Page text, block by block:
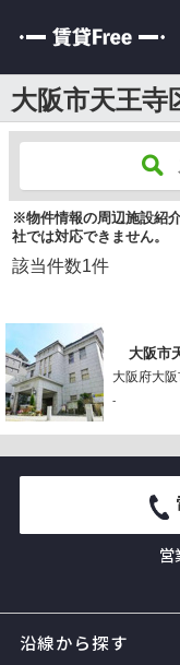
大阪市天王寺
※物件情報の周辺施設紹
社では対応できません。
該当件数1件
大阪市
大阪府大
-
営
沿線から探す